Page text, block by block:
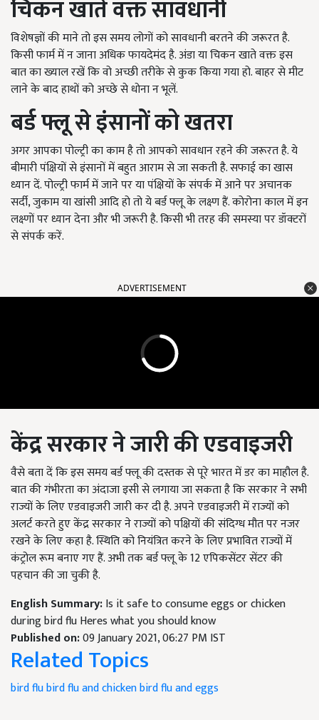
चिकन खाते वक्त सावधानी
विशेषज्ञों की माने तो इस समय लोगों को सावधानी बरतने की जरूरत है.
किसी फार्म में न जाना अधिक फायदेमंद है. अंडा या चिकन खाते वक्त इस
बात का ख्याल रखें कि वो अच्छी तरीके से कुक किया गया हो. बाहर से मीट
लाने के बाद हाथों को अच्छे से धोना न भूलें.
बर्ड फ्लू से इंसानों को खतरा
अगर आपका पोल्ट्री का काम है तो आपको सावधान रहने की जरूरत है. ये
बीमारी पंक्षियों से इंसानों में बहुत आराम से जा सकती है. सफाई का खास
ध्यान दें. पोल्ट्री फार्म में जाने पर या पंक्षियों के संपर्क में आने पर अचानक
सर्दी, जुकाम या खांसी आदि हो तो ये बर्ड फ्लू के लक्ष्ण हैं. कोरोना काल में इन
लक्ष्णों पर ध्यान देना और भी जरूरी है. किसी भी तरह की समस्या पर डॉक्टरों
से संपर्क करें.
ADVERTISEMENT
केंद्र सरकार ने जारी की एडवाइजरी
वैसे बता दें कि इस समय बर्ड फ्लू की दस्तक से पूरे भारत में डर का माहौल है.
बात की गंभीरता का अंदाजा इसी से लगाया जा सकता है कि सरकार ने सभी
राज्यों के लिए एडवाइजरी जारी कर दी है. अपने एडवाइजरी में राज्यों को
अलर्ट करते हुए केंद्र सरकार ने राज्यों को पक्षियों की संदिग्ध मौत पर नजर
रखने के लिए कहा है. स्थिति को नियंत्रित करने के लिए प्रभावित राज्यों में
कंट्रोल रूम बनाए गए हैं. अभी तक बर्ड फ्लू के 12 एपिकसेंटर सेंटर की
पहचान की जा चुकी है.
English Summary:Is it safe to consume eggs or chicken
during bird flu Heres what you should know
Published on:09 January 2021, 06:27 PM IST
Related Topics
bird flubird flu and chickenbird flu and eggs